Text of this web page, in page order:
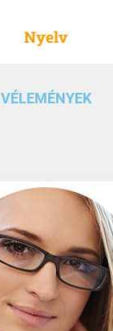
Nyelv
VÉLEMÉNYEK